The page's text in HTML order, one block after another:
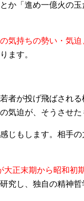
か「進め一億火の
気持ちの勢い・気
ます。
者が投げ飛ばされ
気迫が、そうさせた
じもします。相手
正末期から昭和初
究し、独自の精神哲